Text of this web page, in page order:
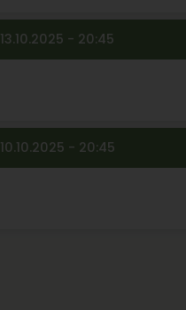
13.10.2025 - 20:45
10.10.2025 - 20:45